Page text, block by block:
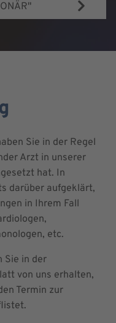
Sie in der Regel
Arzt in unserer
hat. In
darüber aufgeklärt,
in Ihrem Fall
etc.
Sie in der
von uns erhalten,
Termin zur